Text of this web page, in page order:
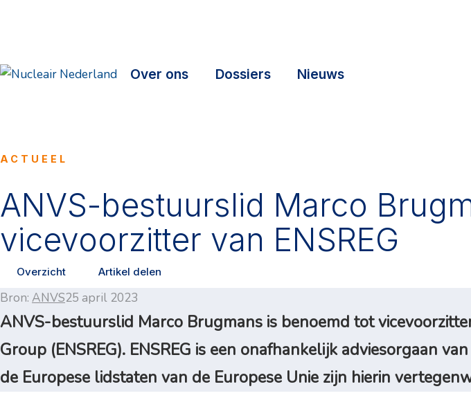
Over ons Dossiers Nieuws
ACTUEEL
ANVS-bestuurslid Marco
vicevoorzitter van ENSREG
Overzicht Artikel delen
Bron: ANVS25 april 2023
ANVS-bestuurslid Marco Brugmans is benoemd tot
Group (ENSREG). ENSREG is een onafhankelijk adviesorgaan
de Europese lidstaten van de Europese Unie zijn hierin